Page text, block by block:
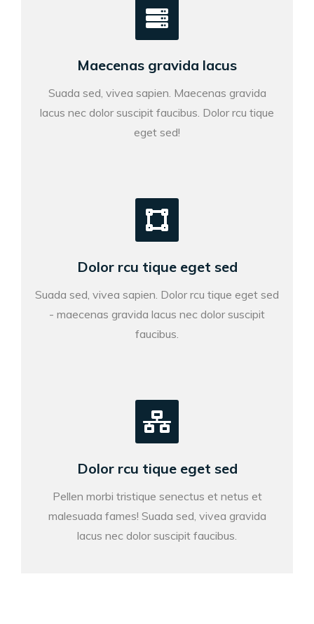
Maecenas gravida lacus
Suada sed, vivea sapien. Maecenas gravida
lacus nec dolor suscipit faucibus. Dolor rcu tique
eget sed!
Dolor rcu tique eget sed
Suada sed, vivea sapien. Dolor rcu tique eget sed
- maecenas gravida lacus nec dolor suscipit
faucibus.
Dolor rcu tique eget sed
Pellen morbi tristique senectus et netus et
malesuada fames! Suada sed, vivea gravida
lacus nec dolor suscipit faucibus.